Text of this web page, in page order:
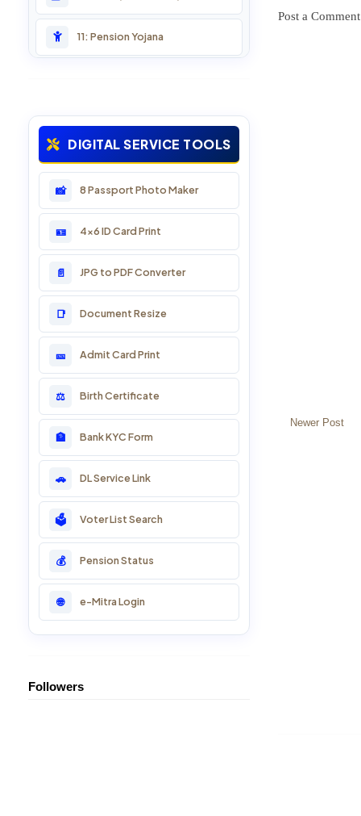
Post a Comment
Newer Post
11: Pension Yojana
13: Marriage, Birth & Death
14: PAN Card & Business
DIGITAL SERVICE TOOLS
📸 8 Passport Photo Maker
🪪 4x6 ID Card Print
📄 JPG to PDF Converter
📑 Document Resize
🎫 Admit Card Print
⚖️ Birth Certificate
🏦 Bank KYC Form
🚗 DL Service Link
🗳️ Voter List Search
💰 Pension Status
🌐 e-Mitra Login
Followers